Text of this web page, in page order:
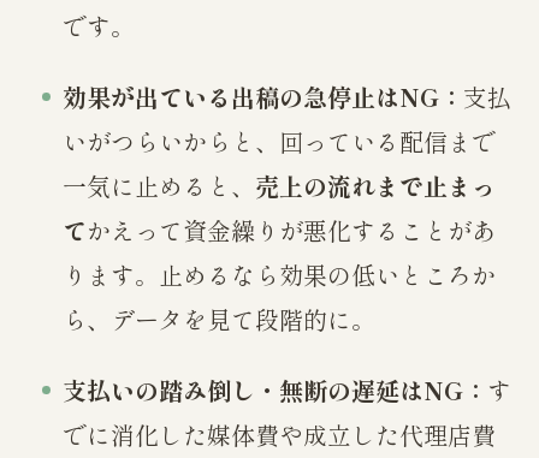
です。
効果が出ている出稿の急停止はNG： 支払
いがつらいからと、回っている配信まで
一気に止めると、 売上の流れまで止まっ
てかえって資金繰りが悪化することがあ
ります。止めるなら効果の低いところか
ら、データを見て段階的に。
支払いの踏み倒し・無断の遅延はNG： す
でに消化した媒体費や成立した代理店費